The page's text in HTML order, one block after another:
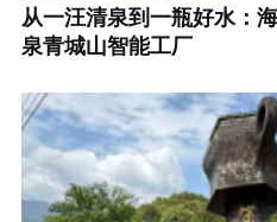
从一汪清泉到一瓶好水：
泉青城山智能工厂